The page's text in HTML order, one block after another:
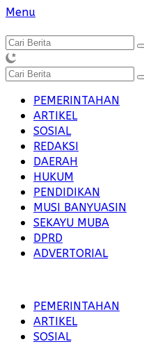
Langsung
konten
Menu
PEMERINTAHAN
ARTIKEL
SOSIAL
REDAKSI
DAERAH
HUKUM
PENDIDIKAN
MUSI BANYUASIN
SEKAYU MUBA
DPRD
ADVERTORIAL
PEMERINTAHAN
ARTIKEL
SOSIAL